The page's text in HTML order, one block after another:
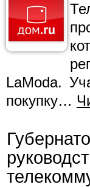
LaModa.
покупку…